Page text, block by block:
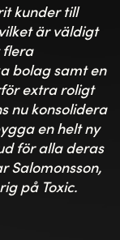
kunder till
är väldigt
flera
bolag samt en
extra roligt
nu konsolidera
en helt ny
för alla deras
Salomonsson,
på Toxic.